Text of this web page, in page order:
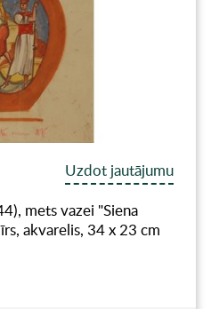
Uzdot jautājumu
mets vazei "Siena
akvarelis, 34 x 23 cm